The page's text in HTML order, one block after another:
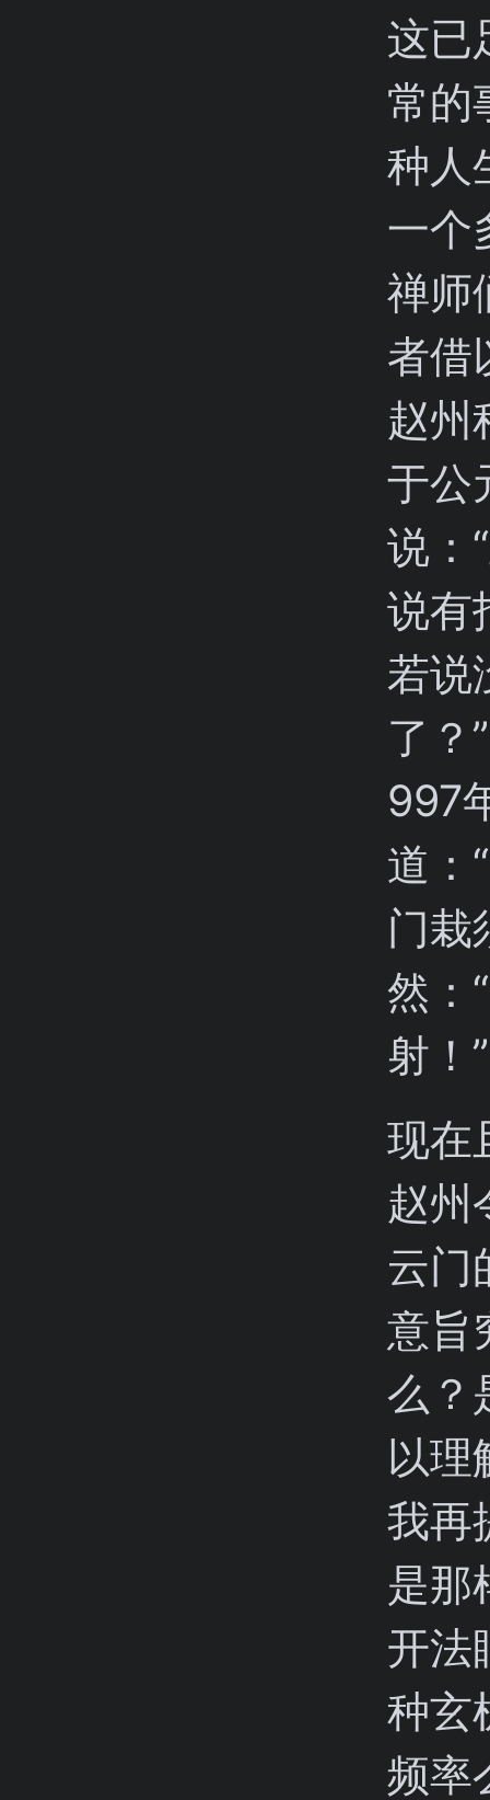
这已
常的
种人
一个
禅师
者借
赵州
于公
说：
说有
若说
了？
997
道：
门栽
然：
射！”
现在
赵州
云
意旨
么？
以理
我再
是那
开法
种玄
频率